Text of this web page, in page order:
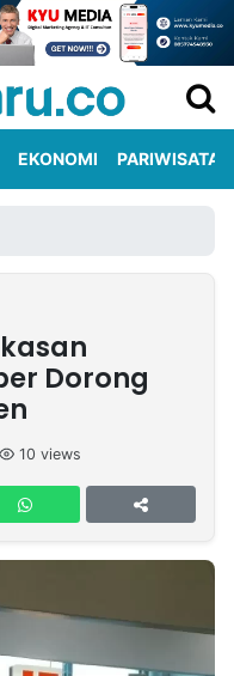
EKONOMI PARIWISATA
Dorong
10 views